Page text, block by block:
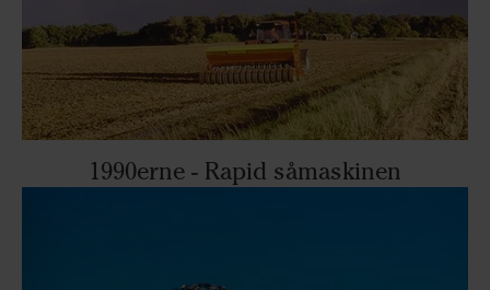
1990erne - Rapid såmaskinen